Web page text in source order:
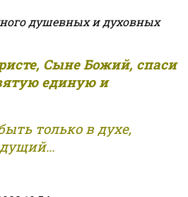
душевных и духовных
Сыне Божий, спаси
единую и
только в духе,